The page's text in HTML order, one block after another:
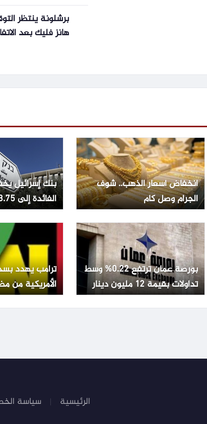
برشلونة ينتظر
هانز فليك بعد
انخفاض أسعار الذهب.. شوف
الجرام وصل كام
بنك إسرائيل
الشيكل
بورصة عمان ترتفع 0.22% وسط
تداولات بقيمة 12 مليون دينار
ترامب يهدد
الأمريكية من
ويطالب الدول
الرئيسية سياسة